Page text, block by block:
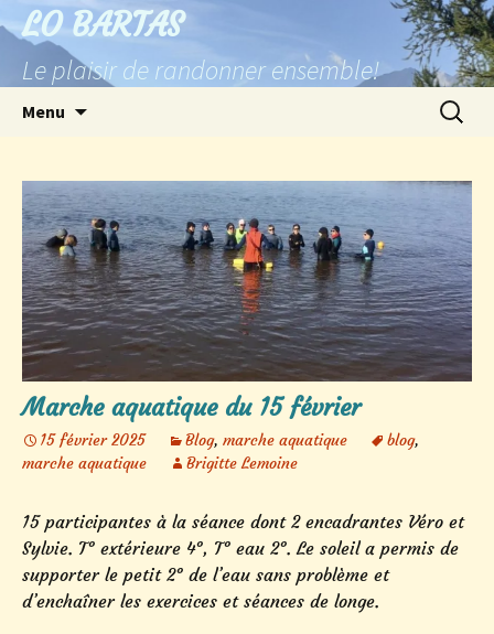
Aller
au
contenu
LO BARTAS
Le plaisir de randonner ensemble!
Menu
Marche aquatique du 15 février
15 février 2025 Blog, marche aquatique blog,
marche aquatique
Brigitte Lemoine
15 participantes à la séance dont 2 encadrantes Véro et
Sylvie. T° extérieure 4°, T° eau 2°. Le soleil a permis de
supporter le petit 2° de l’eau sans problème et
d’enchaîner les exercices et séances de longe.